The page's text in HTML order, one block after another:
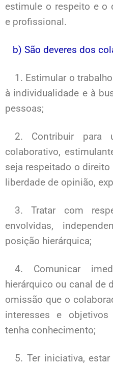
estimule o respeito e o
e profissional.
b) São deveres dos
1. Estimular o
à individualidade e à
pessoas;
2. Contribuir para
colaborativo,
seja respeitado o
liberdade de opinião,
3. Tratar com
envolvidas,
posição hierárquica;
4. Comunicar
hierárquico ou canal de
omissão que o
interesses e
tenha conhecimento;
5. Ter iniciativa,